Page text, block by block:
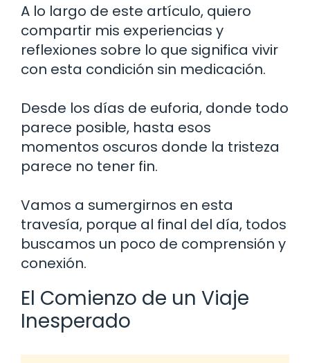
A lo largo de este artículo, quiero
compartir mis experiencias y
reflexiones sobre lo que significa vivir
con esta condición sin medicación.
Desde los días de euforia, donde todo
parece posible, hasta esos
momentos oscuros donde la tristeza
parece no tener fin.
Vamos a sumergirnos en esta
travesía, porque al final del día, todos
buscamos un poco de comprensión y
conexión.
El Comienzo de un Viaje
Inesperado